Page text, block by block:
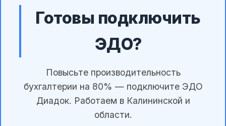
Готовы подключить
ЭДО?
Повысьте производительность
бухгалтерии на 80% — подключите ЭДО
Диадок. Работаем в Калининской и
области.